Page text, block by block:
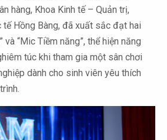
hàng, Khoa Kinh tế – Quản trị,
Hồng Bàng, đã xuất sắc đạt hai
và “Mic Tiềm năng”, thể hiện năng
túc khi tham gia một sân chơi
dành cho sinh viên yêu thích